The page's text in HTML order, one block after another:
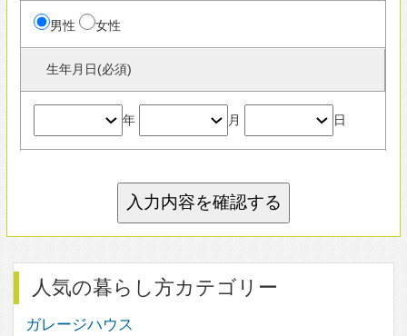
人気の素材
家具
すべて見る
人気の住宅デザイン